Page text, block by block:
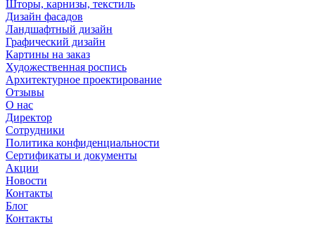
Шторы, карнизы, текстиль
Дизайн фасадов
Ландшафтный дизайн
Графический дизайн
Картины на заказ
Художественная роспись
Архитектурное проектирование
Отзывы
О нас
Директор
Сотрудники
Политика конфиденциальности
Сертификаты и документы
Акции
Новости
Контакты
Блог
Контакты